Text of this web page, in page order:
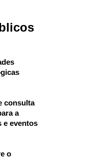
consulta
a
e eventos
o